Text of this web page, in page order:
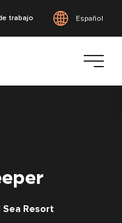
trabajo Español
Sea Resort